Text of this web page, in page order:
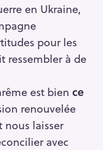
en Ukraine,
pour les
ressembler à de
est bien ce
renouvelée
laisser
avec